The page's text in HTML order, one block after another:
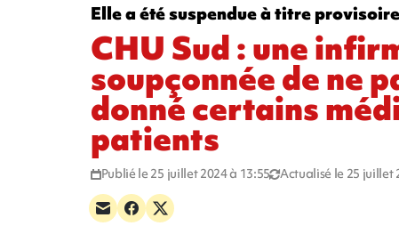
Elle a été suspendue à titre
CHU Sud : une
soupçonnée de ne
donné certains
patients
Publié le 25 juillet 2024 à 13:55 Actualisé le 25 juillet